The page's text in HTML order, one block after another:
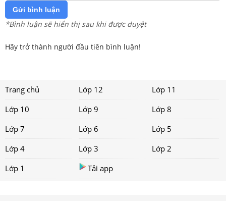
Gửi bình luận
*Bình luận sẽ hiển thị sau khi được duyệt
Hãy trở thành người đầu tiên bình luận!
Trang chủ Lớp 12
Lớp 11
Lớp 10
Lớp 9
Lớp 8
Lớp 7
Lớp 6
Lớp 5
Lớp 4
Lớp 3
Lớp 2
Lớp 1
Tải app